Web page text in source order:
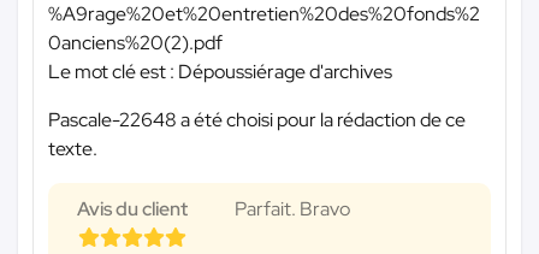
%A9rage%20et%20entretien%20des%20fonds%2
0anciens%20(2).pdf
Le mot clé est : Dépoussiérage d'archives
Pascale-22648 a été choisi pour la rédaction de ce
texte.
Avis du client Parfait. Bravo